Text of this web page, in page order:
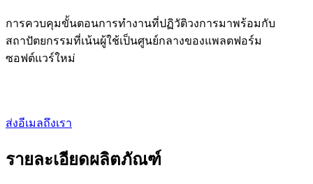
การควบคุมขั้นตอนการทำงานที่ปฏิวัติวงการมาพร้อมกับ
สถาปัตยกรรมที่เน้นผู้ใช้เป็นศูนย์กลางของแพลตฟอร์ม
ซอฟต์แวร์ใหม่
ส่งอีเมลถึงเรา
รายละเอียดผลิตภัณฑ์